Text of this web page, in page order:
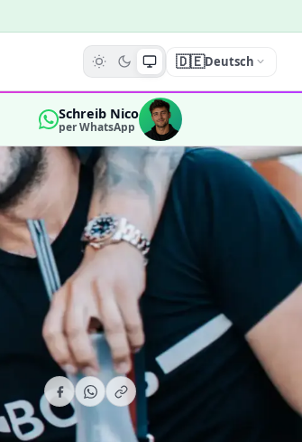
🇩🇪Deutsch
Schreib Nico
per WhatsApp